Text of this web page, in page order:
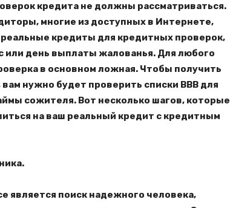
кредита не должны рассматриваться.
многие из доступных в Интернете,
кредиты для кредитных проверок,
день выплаты жалованья. Для любого
в основном ложная. Чтобы получить
нужно будет проверить списки BBB для
сожителя. Вот несколько шагов, которые
на ваш реальный кредит с кредитным
является поиск надежного человека,